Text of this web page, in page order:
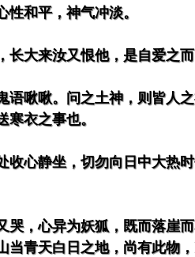
和平，神气冲淡。
大来汝又恨他，是自爱之而
啾啾。问之土神，则皆人
衣之事也。
心静坐，切勿向日中大热
，心异为妖狐，既而落崖
青天白日之地，尚有此物